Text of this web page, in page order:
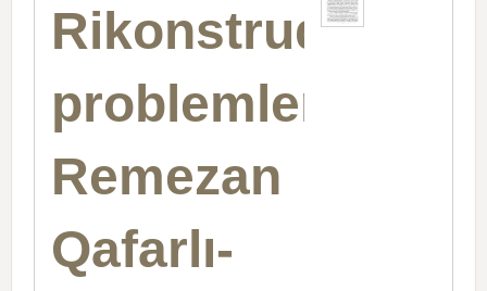
Rikonstruqsiya
problemleri-
Remezan
Qafarlı-